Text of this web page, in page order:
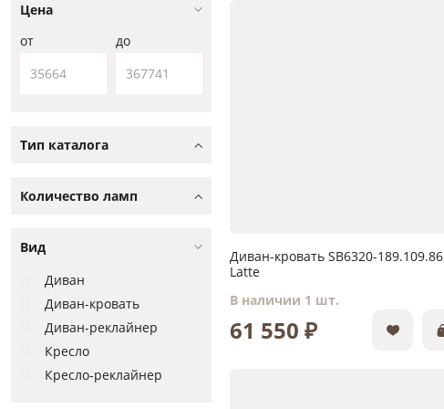
Цена
от
до
Тип каталога
Количество ламп
Вид
Диван
Диван-кровать
Диван-реклайнер
Кресло
Кресло-реклайнер
Диван-кровать SB6320-189.109.86
Latte
В наличии 1 шт.
61 550 ₽